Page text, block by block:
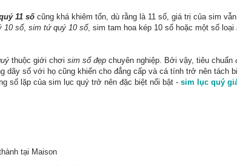
11 sốcũng khá khiêm tốn, dù rằng là 11 số, giá trị của sim
10 số, sim tứ quý 10 số, sim tam hoa kép 10 số hoặc một số loại
thuộc giới chơi sim số đẹp chuyên nghiệp. Bởi vậy, tiêu chuẩn
dãy số với họ cũng khiến cho đẳng cấp và cá tính trở nên tách
số lặp của sim lục quý trở nên đặc biệt nổi bật - sim lục quý
tại Maison